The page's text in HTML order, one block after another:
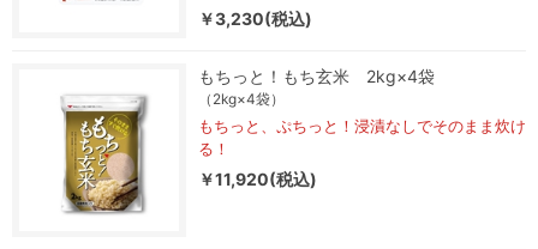
￥3,230(税込)
もちっと！もち玄米 2kg×4袋
（2kg×4袋）
もちっと、ぷちっと！浸漬なしでそのまま炊け
る！
￥11,920(税込)